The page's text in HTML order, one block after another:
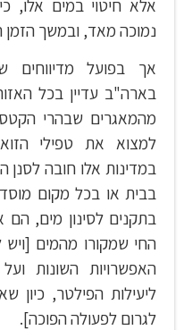
אלא חיטוי במים אלו,
נמוכה מאד, ובמשך הזמן
אך בפועל מדיווחים
בארה"ב עדיין בכל
מהמאגרים שבהרי
למצוא את טפילי
במדינות אלו חובה
בבית או בכל מקום
בתקנים לסינון מים,
החי שמקורו מהמים
האפשרויות השונות
ליעילות הפילטר, כיון
לגרום לפעולה הפוכה].